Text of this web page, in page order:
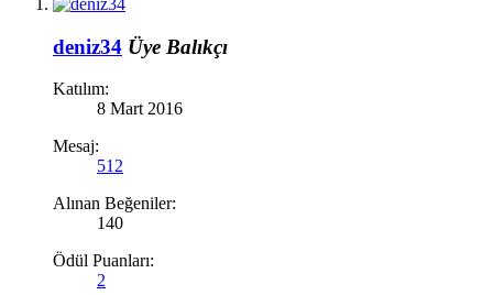
deniz34 Üye Balıkçı
Katılım:
8 Mart 2016
Mesaj:
512
Alınan Beğeniler:
140
Ödül Puanları:
2